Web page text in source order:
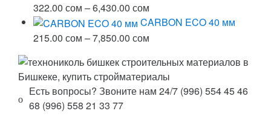
322.00 сом –6,430.00 сом
цен:
6,430.00 сом
CARBON ECO 40 мм
215.00 сом –7,850.00 сом
215.00 сом
–
7,850.00 сом
Есть вопросы? Звоните нам 24/7 (996) 554 45 46
68 (996) 558 21 33 77